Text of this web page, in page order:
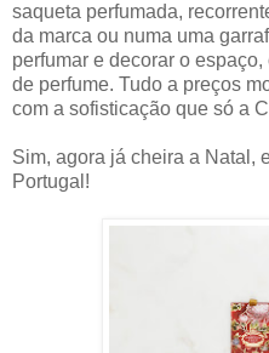
saqueta perfumada,
da marca ou numa uma
perfumar e decorar o
de perfume. Tudo a preços
com a sofisticação que só a
Sim, agora já cheira a Natal,
Portugal!